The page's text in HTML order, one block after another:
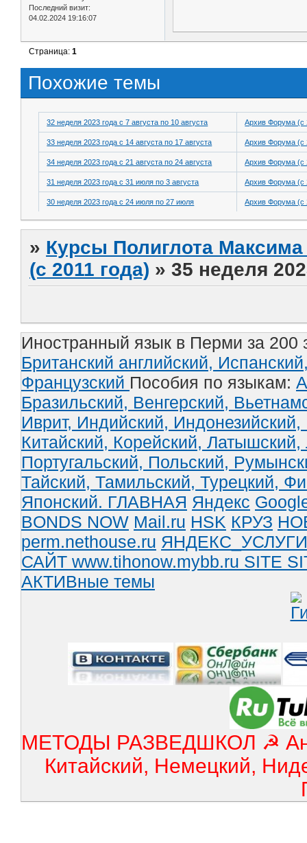
Последний визит:
04.02.2024 19:16:07
Страница:1
Похожие темы
32 неделя 2023 года с 7 августа по 10 августа Архив Форума (с
33 неделя 2023 года с 14 августа по 17 августа Архив Форума (с
34 неделя 2023 года с 21 августа по 24 августа Архив Форума (с
31 неделя 2023 года с 31 июля по 3 августа Архив Форума (с
30 неделя 2023 года с 24 июля по 27 июля Архив Форума (с
» Курсы Полиглота
(с 2011 года) »35 неделя
Иностранный язык в Перми за 200
Британский английский,
Французский Пособия по языкам:
Бразильский, Венгерский,
Иврит, Индийский, Индонезийский,
Китайский, Корейский, Латышский,
Португальский, Польский,
Тайский, Тамильский, Турецкий,
Японский. ГЛАВНАЯ Яндекс
BONDS NOW Mail.ru HSK КРУЗ
perm.nethouse.ru ЯНДЕКС_УСЛУГИ
САЙТ www.tihonow.mybb.ru SITE
АКТИВные темы
МЕТОДЫ РАЗВЕДШКОЛ ☭
Китайский, Немецкий,